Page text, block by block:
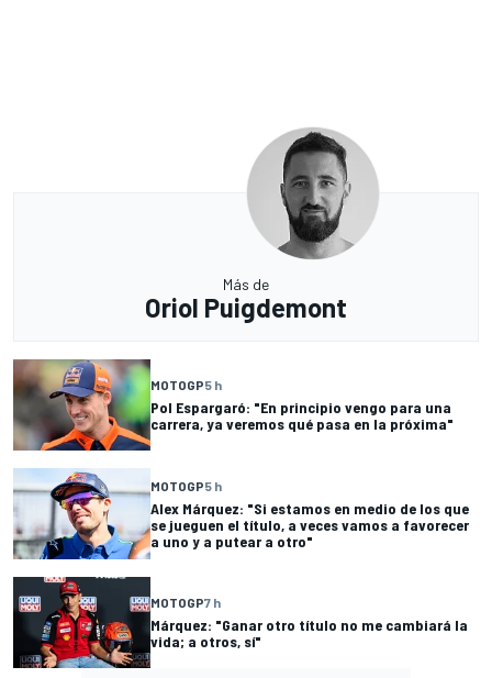
Más de
Oriol Puigdemont
MOTOGP5 h
Pol Espargaró: "En principio vengo para una
carrera, ya veremos qué pasa en la próxima"
MOTOGP5 h
Alex Márquez: "Si estamos en medio de los que
se jueguen el título, a veces vamos a favorecer
a uno y a putear a otro"
MOTOGP7 h
Márquez: "Ganar otro título no me cambiará la
vida; a otros, sí"